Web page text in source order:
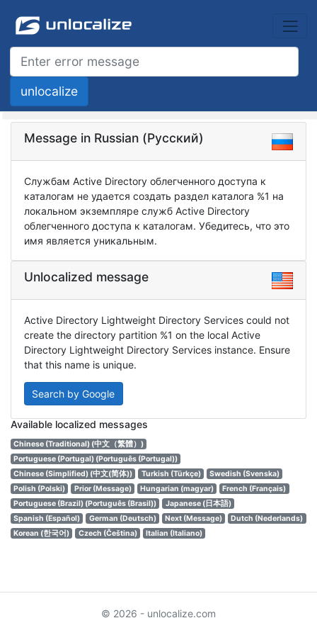
Message in Russian (Русский)
Службам Active Directory облегченного доступа к
каталогам не удается создать раздел каталога %1 на
локальном экземпляре служб Active Directory
облегченного доступа к каталогам. Убедитесь, что это
имя является уникальным.
Unlocalized message
Active Directory Lightweight Directory Services could not
create the directory partition %1 on the local Active
Directory Lightweight Directory Services instance. Ensure
that this name is unique.
Search by Google
Available localized messages
Chinese (Traditional) (中文（繁體）)
Portuguese (Portugal) (Português (Portugal))
Chinese (Simplified) (中文(简体))
Turkish (Türkçe)
Swedish (Svenska)
Polish (Polski)
Prior (Message) Hungarian (magyar)
French (Français)
Portuguese (Brazil) (Português (Brasil))
Japanese (日本語)
Spanish (Español)
German (Deutsch) Next (Message)
Dutch (Nederlands)
Korean (한국어)
Czech (Čeština) Italian (Italiano)
© 2026 - unlocalize.com